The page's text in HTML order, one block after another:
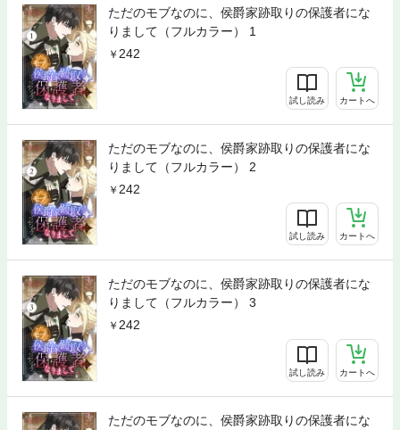
ただのモブなのに、侯爵家跡取りの保護者にな
りまして（フルカラー） 1
242
試し読み カートへ
ただのモブなのに、侯爵家跡取りの保護者にな
りまして（フルカラー） 2
242
試し読み カートへ
ただのモブなのに、侯爵家跡取りの保護者にな
りまして（フルカラー） 3
242
試し読み カートへ
ただのモブなのに、侯爵家跡取りの保護者にな